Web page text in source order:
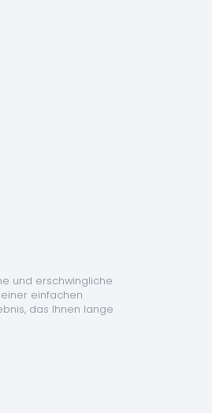
und erschwingliche
einfachen
das Ihnen lange